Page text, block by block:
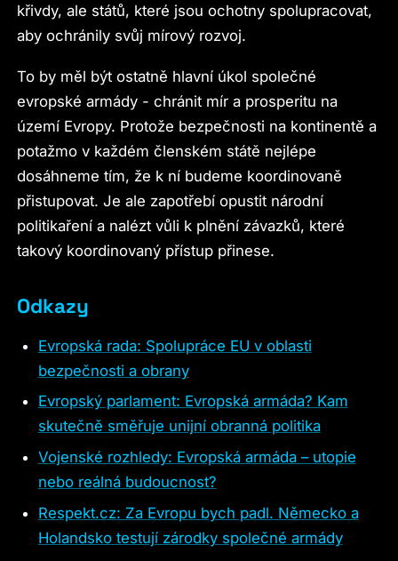
křivdy, ale států, které jsou ochotny spolupracovat,
aby ochránily svůj mírový rozvoj.
To by měl být ostatně hlavní úkol společné
evropské armády - chránit mír a prosperitu na
území Evropy. Protože bezpečnosti na kontinentě a
potažmo v každém členském státě nejlépe
dosáhneme tím, že k ní budeme koordinovaně
přistupovat. Je ale zapotřebí opustit národní
politikaření a nalézt vůli k plnění závazků, které
takový koordinovaný přístup přinese.
Odkazy
Evropská rada: Spolupráce EU v oblasti
bezpečnosti a obrany
Evropský parlament: Evropská armáda? Kam
skutečně směřuje unijní obranná politika
Vojenské rozhledy: Evropská armáda – utopie
nebo reálná budoucnost?
Respekt.cz: Za Evropu bych padl. Německo a
Holandsko testují zárodky společné armády